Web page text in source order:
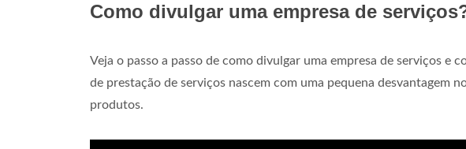
Como divulgar uma empresa de
Veja o passo a passo de como divulgar uma empresa de serviços e
de prestação de serviços nascem com uma pequena desvantagem
produtos.